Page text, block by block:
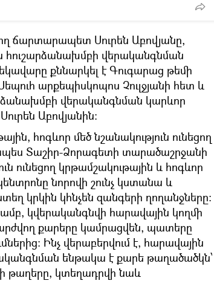
ճարտարապետ Սուրեն Աբովյանը,
հուշարձանախմբի վերականգնման
քննարկել է Գուգարաց թեմի
արքեպիսկոպոս Չուլջյանի հետ և
վերականգնման կարևոր
Աբովյանին:
հոգևոր մեծ նշանակություն ունեցող
Տաշիր-Ձորագետի տարածաշրջանի
ունեցող կրթամշակութային և հոգևոր
նորովի շունչ կստանա և
կրկին կհնչեն զանգերի ղողանջները:
կվերականգնվի հարավային կողմի
քարերը կամրացվեն, պատերը
Ինչ վերաբերվում է, հարավային
ենթակա է քարե թաղածածկն՝
թաղերը, կտեղադրվի նաև